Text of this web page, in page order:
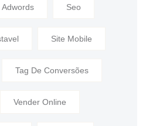
Seo
Site Mobile
Tag De Conversões
Vender Online